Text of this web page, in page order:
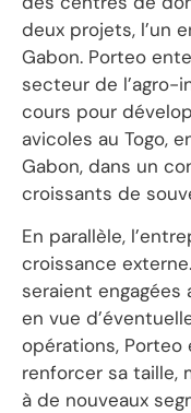
deux projets, l’un
Gabon. Porteo
secteur de l’agro-
cours pour
avicoles au Togo,
Gabon, dans un
croissants de
En parallèle,
croissance
seraient
en vue
opérations, Porteo
renforcer sa taille,
à de nouveaux